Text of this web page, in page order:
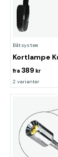
Båtsystem
Kortlampe
fra 389 kr
2 varianter